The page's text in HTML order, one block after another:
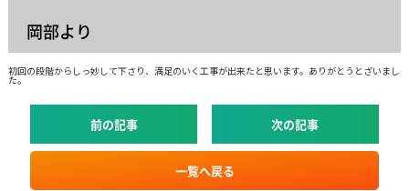
岡部より
初回の段階からしっ妙して下さり、満足のいく工事が出来たと思います。ありがとうとざいまし
た。
前の記事 次の記事
一覧へ戻る